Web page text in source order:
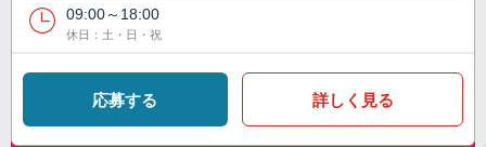
09:00～18:00
休日：土・日・祝
応募する 詳しく見る